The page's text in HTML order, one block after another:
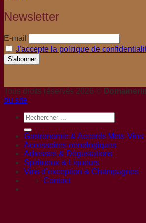
Newsletter
E-mail
J'accepte la politique de
Tous droits réservés 2026 ©
du site
Gastronomie & Accords Mets-Vins
Accessoires oenologiques
Adresses & Dégustations
Spiritueux & Liqueurs
Vins d’exception & Champagnes
Contact